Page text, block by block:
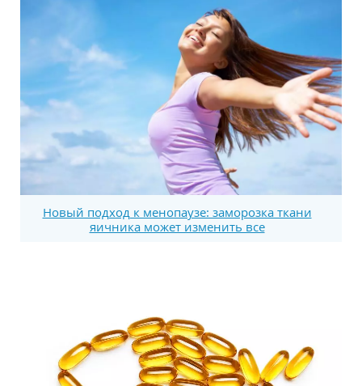
Новый подход к менопаузе: заморозка ткани
яичника может изменить все